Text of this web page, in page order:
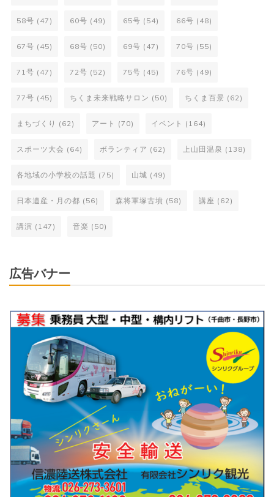
58号 (47) 60号 (49) 65号 (54) 66号 (48)
67号 (45) 68号 (50) 69号 (47) 70号 (55)
71号 (47) 72号 (52) 75号 (45) 76号 (49)
77号 (45) ちくま未来戦略サロン (50) ちくま百景 (62)
まちづくり (62) アート (70) イベント (164)
スポーツ大会 (64) ボランティア (62) 上山田温泉 (138)
各地域の小学校の話題 (75) 山城 (49)
日本遺産・月の都 (56) 森将軍塚古墳 (58) 講座 (62)
講演 (147) 音楽 (50)
広告バナー